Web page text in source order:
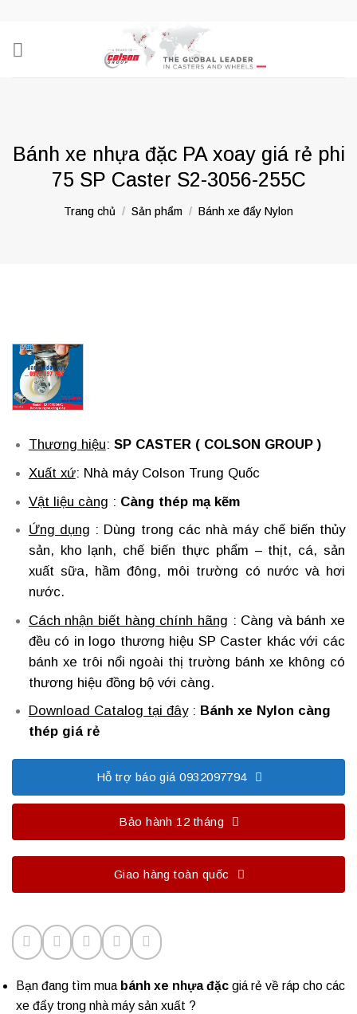
content
Bánh xe nhựa đặc PA xoay giá rẻ phi
75 SP Caster S2-3056-255C
Trang chủ / Sản phẩm / Bánh xe đẩy Nylon
Thương hiệu: SP CASTER ( COLSON GROUP )
Xuất xứ: Nhà máy Colson Trung Quốc
Vật liệu càng : Càng thép mạ kẽm
Ứng dụng : Dùng trong các nhà máy chế biến thủy
sản, kho lạnh, chế biến thực phẩm – thịt, cá, sản
xuất sữa, hầm đông, môi trường có nước và hơi
nước.
Cách nhận biết hàng chính hãng : Càng và bánh xe
đều có in logo thương hiệu SP Caster khác với các
bánh xe trôi nổi ngoài thị trường bánh xe không có
thương hiệu đồng bộ với càng.
Download Catalog tại đây: Bánh xe Nylon càng
thép giá rẻ
Hỗ trợ báo giá 0932097794
Bảo hành 12 tháng
Giao hàng toàn quốc
Bạn đang tìm mua bánh xe nhựa đặcgiá rẻ về ráp cho các
xe đẩy trong nhà máy sản xuất ?